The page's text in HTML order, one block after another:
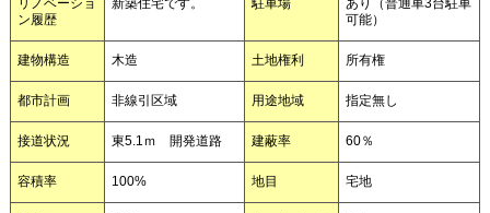
リノベーショ
ン履歴
新築住宅です。 駐車場
あり（普通車3台駐車
可能）
建物構造 木造 土地権利 所有権
都市計画 非線引区域 用途地域 指定無し
接道状況 東5.1ｍ 開発道路 建蔽率 60％
容積率 100% 地目 宅地